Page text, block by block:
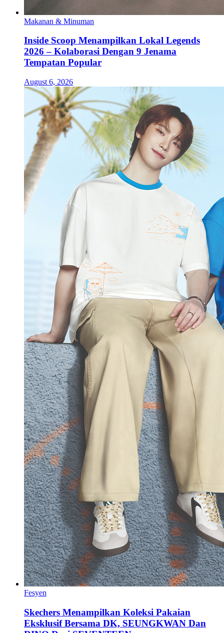
Makanan & Minuman
Inside Scoop Menampilkan Lokal Legends
2026 – Kolaborasi Dengan 9 Jenama
Tempatan Popular
August 6, 2026
Fesyen
Skechers Menampilkan Koleksi Pakaian
Eksklusif Bersama DK, SEUNGKWAN Dan